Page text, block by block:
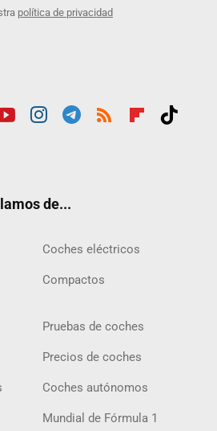
política de privacidad
de...
Coches eléctricos
Compactos
Pruebas de coches
Precios de coches
Coches autónomos
Mundial de Fórmula 1